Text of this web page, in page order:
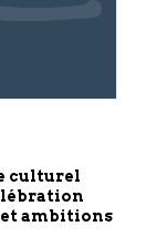
culturel
ambitions